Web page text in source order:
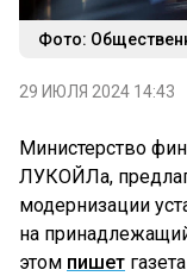
Фото:
29 ИЮЛЯ 2024 14:43
Министерство
ЛУКОЙЛа,
модернизации
на
этом пишет